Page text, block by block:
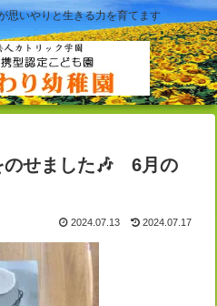
思いやりと生きる力を育てます
のせました🎶 6月の
2024.07.13 2024.07.17